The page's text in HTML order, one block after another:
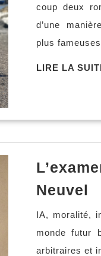
coup deux
d’une
plus
LIRE LA
Neuvel
IA, moralité,
monde futur
arbitraires et